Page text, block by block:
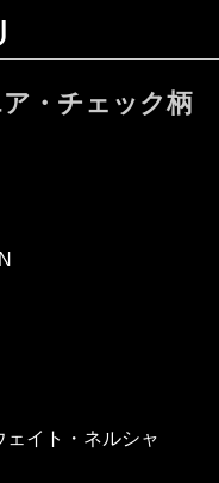
・チェック柄
イト・ネルシャ